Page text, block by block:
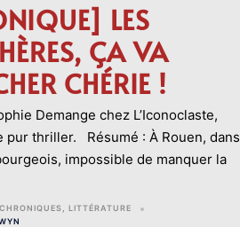
LES
ÇA VA
CHÉRIE !
Demange chez L’Iconoclaste,
pur thriller. Résumé : À Rouen, dans
impossible de manquer la
CHRONIQUES
LITTÉRATURE